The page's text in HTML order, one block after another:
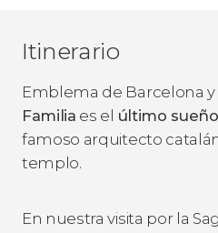
Itinerario
Emblema de Barcelona y
Familia es el último
famoso arquitecto
templo.
En nuestra visita por la